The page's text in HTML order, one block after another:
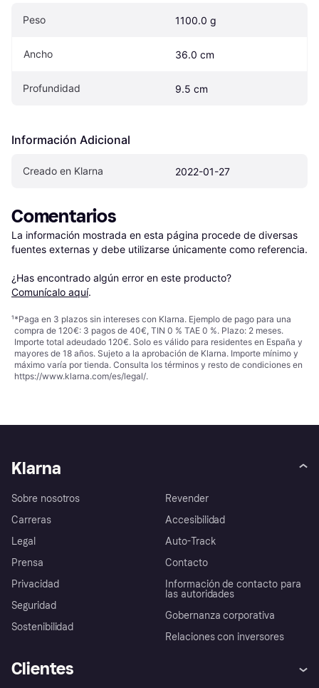
Peso 1100.0 g
Ancho 36.0 cm
Profundidad 9.5 cm
Información Adicional
Creado en Klarna 2022-01-27
Comentarios
La información mostrada en esta página procede de diversas
fuentes externas y debe utilizarse únicamente como referencia.
¿Has encontrado algún error en este producto?
Comunícalo aquí.
¹*Paga en 3 plazos sin intereses con Klarna. Ejemplo de pago para una
compra de 120€: 3 pagos de 40€, TIN 0 % TAE 0 %. Plazo: 2 meses.
Importe total adeudado 120€. Solo es válido para residentes en España y
mayores de 18 años. Sujeto a la aprobación de Klarna. Importe mínimo y
máximo varía por tienda. Consulta los términos y resto de condiciones en
https://www.klarna.com/es/legal/.
Klarna
Sobre nosotros
Carreras
Legal
Prensa
Privacidad
Seguridad
Sostenibilidad
Revender
Accesibilidad
Auto-Track
Contacto
Información de contacto para
las autoridades
Gobernanza corporativa
Relaciones con inversores
Clientes